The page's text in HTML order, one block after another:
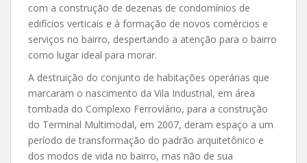
com a construção de dezenas de condomínios de
edifícios verticais e à formação de novos comércios e
serviços no bairro, despertando a atenção para o bairro
como lugar ideal para morar.
A destruição do conjunto de habitações operárias que
marcaram o nascimento da Vila Industrial, em área
tombada do Complexo Ferroviário, para a construção
do Terminal Multimodal, em 2007, deram espaço a um
período de transformação do padrão arquitetônico e
dos modos de vida no bairro, mas não de sua